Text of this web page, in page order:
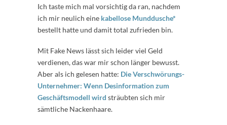
Ich taste mich mal vorsichtig da ran, nachdem
ich mir neulich eine kabellose Munddusche*
bestellt hatte und damit total zufrieden bin.
Mit Fake News lässt sich leider viel Geld
verdienen, das war mir schon länger bewusst.
Aber als ich gelesen hatte: Die Verschwörungs-
Unternehmer: Wenn Desinformation zum
Geschäftsmodell wird sträubten sich mir
sämtliche Nackenhaare.